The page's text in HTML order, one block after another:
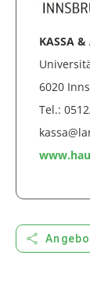
KASSA &
6020
Tel.:
share